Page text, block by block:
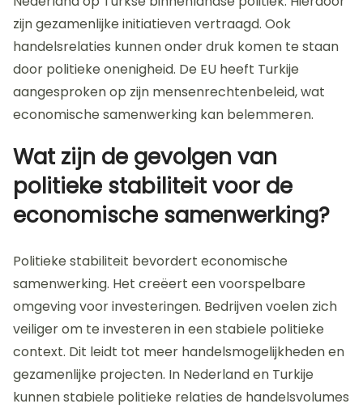
zijn gezamenlijke initiatieven vertraagd. Ook
handelsrelaties kunnen onder druk komen te staan
door politieke onenigheid. De EU heeft Turkije
aangesproken op zijn mensenrechtenbeleid, wat
economische samenwerking kan belemmeren.
Wat zijn de gevolgen van
politieke stabiliteit voor de
economische samenwerking?
Politieke stabiliteit bevordert economische
samenwerking. Het creëert een voorspelbare
omgeving voor investeringen. Bedrijven voelen zich
veiliger om te investeren in een stabiele politieke
context. Dit leidt tot meer handelsmogelijkheden en
gezamenlijke projecten. In Nederland en Turkije
kunnen stabiele politieke relaties de handelsvolumes